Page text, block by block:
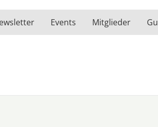
Events Mitglieder